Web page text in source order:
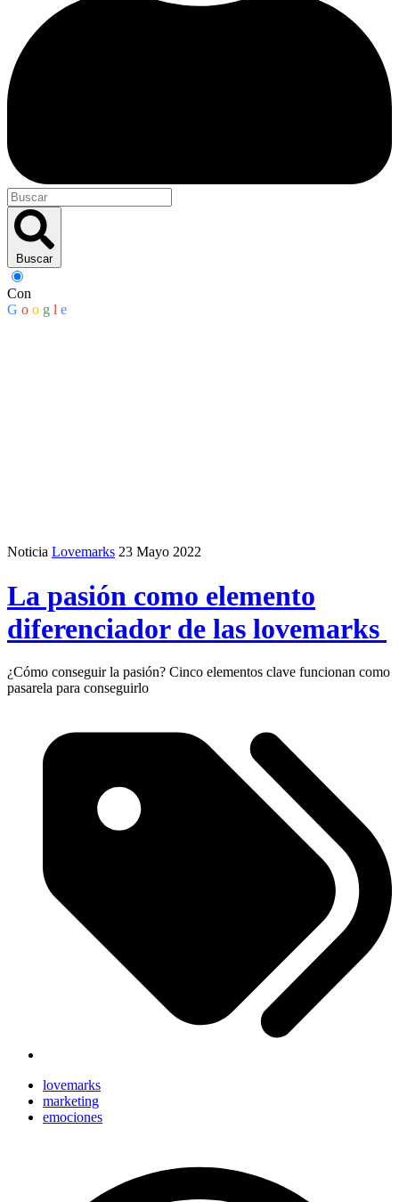
Buscar
Con
G o o g l e
Noticia Lovemarks 23 Mayo 2022
La pasión como elemento
diferenciador de las lovemarks
¿Cómo conseguir la pasión? Cinco elementos clave funcionan como
pasarela para conseguirlo
lovemarks
marketing
emociones